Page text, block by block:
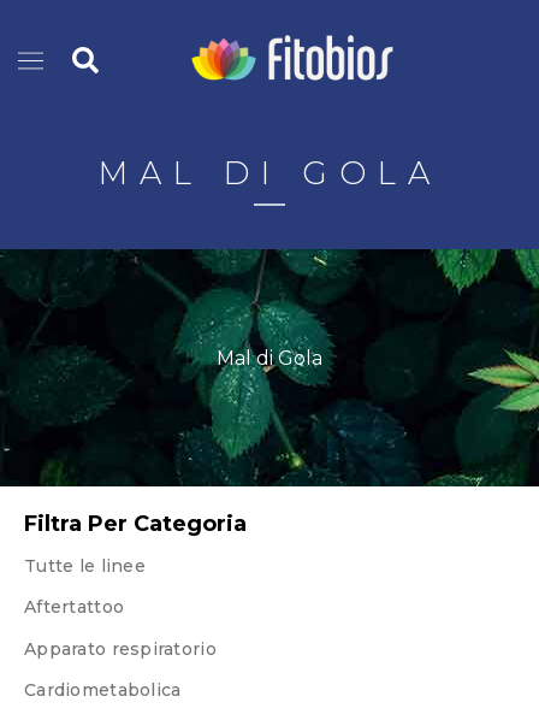
contenutoCerca
MAL DI GOLA
Mal di Gola
Filtra Per Categoria
Tutte le linee
Aftertattoo
Apparato respiratorio
Cardiometabolica